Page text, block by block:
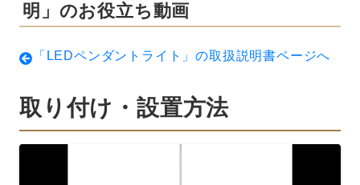
明」のお役立ち動画
「LEDペンダントライト」の取扱説明書ページへ
取り付け・設置方法